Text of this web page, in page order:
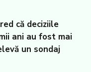
că deciziile
ani au fost mai
un sondaj